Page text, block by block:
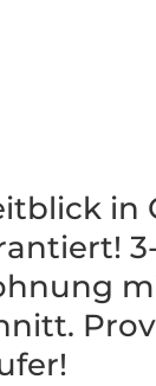
in